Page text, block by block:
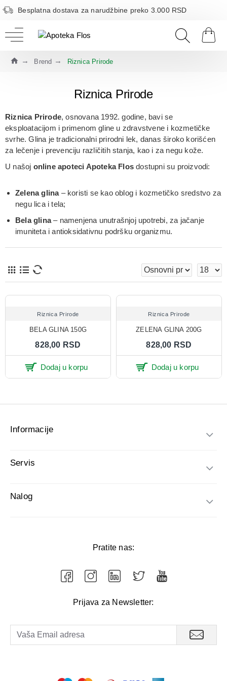
Besplatna dostava za narudžbine preko 3.000 RSD
Brend Riznica Prirode
Riznica Prirode
Riznica Prirode, osnovana 1992. godine, bavi se
eksploatacijom i primenomgline u zdravstvene i kozmetičke
svrhe. Glina je tradicionalni prirodni lek, danas široko korišćen
za lečenje i prevenciju različitih stanja, kao i za negu kože.
U našoj online apoteci Apoteka Flos dostupni su proizvodi:
Zelena glina– koristi se kao oblog i kozmetičko sredstvo za
negu lica i tela;
Bela glina– namenjena unutrašnjoj upotrebi, za jačanje
imuniteta i antioksidativnu podršku organizmu.
Riznica Prirode
BELA GLINA 150G
828,00 RSD
Dodaj u korpu
Riznica Prirode
ZELENA GLINA 200G
828,00 RSD
Dodaj u korpu
Informacije
Servis
Nalog
Pratite nas:
Prijava za Newsletter: